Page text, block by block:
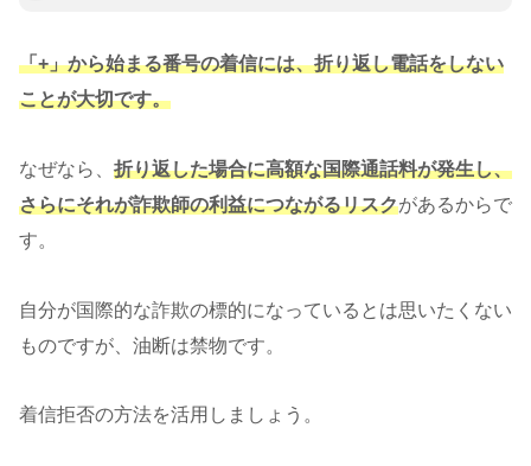
「+」から始まる番号の着信には、折り返し電話をしない
ことが大切です。
なぜなら、 折り返した場合に高額な国際通話料が発生し、
さらにそれが詐欺師の利益につながるリスクがあるからで
す。
自分が国際的な詐欺の標的になっているとは思いたくない
ものですが、油断は禁物です。
着信拒否の方法を活用しましょう。